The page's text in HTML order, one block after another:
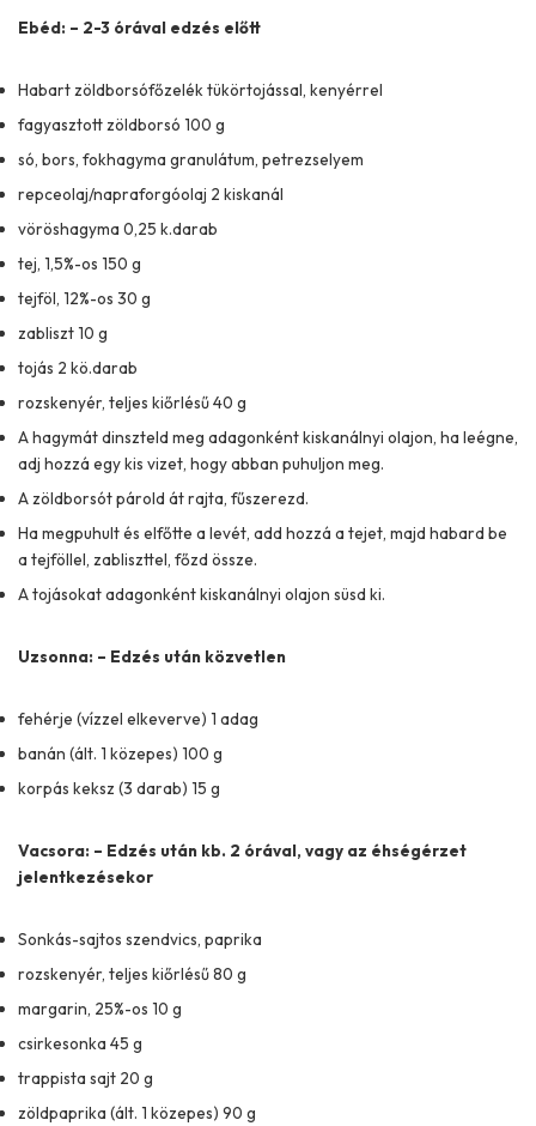
Ebéd: – 2-3 órával edzés előtt
Habart zöldborsófőzelék tükörtojással, kenyérrel
fagyasztott zöldborsó 100 g
só, bors, fokhagyma granulátum, petrezselyem
repceolaj/napraforgóolaj 2 kiskanál
vöröshagyma 0,25 k.darab
tej, 1,5%-os 150 g
tejföl, 12%-os 30 g
zabliszt 10 g
tojás 2 kö.darab
rozskenyér, teljes kiőrlésű 40 g
A hagymát dinszteld meg adagonként kiskanálnyi olajon, ha leégne,
adj hozzá egy kis vizet, hogy abban puhuljon meg.
A zöldborsót párold át rajta, fűszerezd.
Ha megpuhult és elfőtte a levét, add hozzá a tejet, majd habard be
a tejföllel, zabliszttel, főzd össze.
A tojásokat adagonként kiskanálnyi olajon süsd ki.
Uzsonna: – Edzés után közvetlen
fehérje (vízzel elkeverve) 1 adag
banán (ált. 1 közepes) 100 g
korpás keksz (3 darab) 15 g
Vacsora: – Edzés után kb. 2 órával, vagy az éhségérzet
jelentkezésekor
Sonkás-sajtos szendvics, paprika
rozskenyér, teljes kiőrlésű 80 g
margarin, 25%-os 10 g
csirkesonka 45 g
trappista sajt 20 g
zöldpaprika (ált. 1 közepes) 90 g